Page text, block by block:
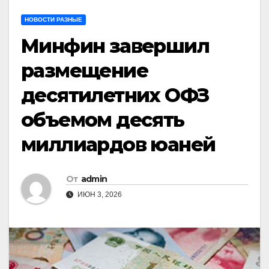
НОВОСТИ РАЗНЫЕ
Минфин завершил
размещение
десятилетних ОФЗ
объемом десять
миллиардов юаней
От admin
ИЮН 3, 2026